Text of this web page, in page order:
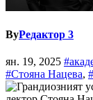
ByРедактор 3
ян. 19, 2025
#Стояна Нацева,